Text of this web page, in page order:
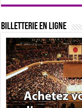
Billetterie en ligne